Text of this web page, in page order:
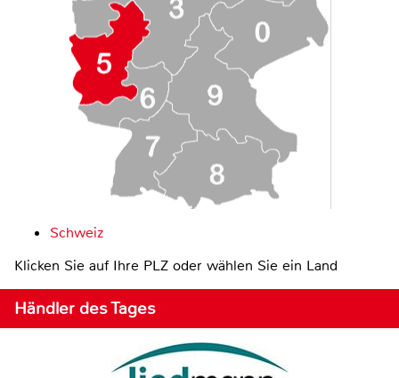
Schweiz
Klicken Sie auf Ihre PLZ oder wählen Sie ein Land
Händler des Tages